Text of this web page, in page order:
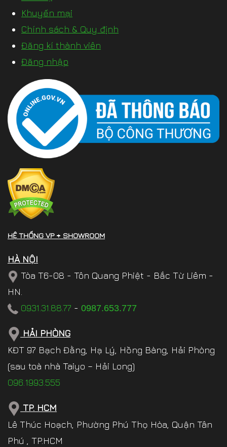
Khuyến mại
Chính sách & Quy định
Đăng kí thành viên
Đăng nhập
HỆ THỐNG VP + SHOWROOM
HÀ NỘI
Tòa T6-08 - Tôn Quang Phiệt - Bắc Từ Liêm -
HN.
0931.31.88.77 - 0987.653.777
HẢI PHÒNG
KĐT 97 Bạch Đằng, Hạ Lý, Hồng Bàng, Hải Phòng
(sau toà nhà Taiyo – Hải Long)
096.1993.555
TP. HCM
Lê Thúc Hoạch, Phường Phú Thọ Hòa, Quận Tân
Phú , TP.HCM